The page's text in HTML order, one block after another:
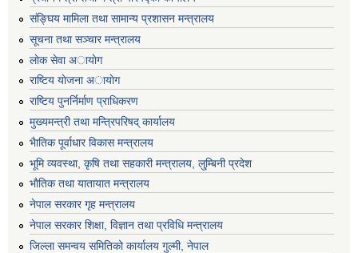
संङ्घिय मामिला तथा सामान्य प्रशासन मन्त्रालय
सूचना तथा सञ्चार मन्त्रालय
लाेक सेवा अायाेग
राष्टिय याेजना अायाेग
राष्टिय पुनर्निर्माण प्राधिकरण
मुख्यमन्त्री तथा मन्त्रिपरिषद् कार्यालय
भैातिक पूर्वाधार विकास मन्त्रालय
भूमि व्यवस्था, कृषि तथा सहकारी मन्त्रालय, लु्म्बिनी प्रदेश
भाैतिक तथा यातायात मन्त्रालय
नेपाल सरकार गृह मन्त्रालय
नेपाल सरकार शिक्षा, विज्ञान तथा प्रविधि मन्त्रालय
जिल्ला समन्वय समितिको कार्यालय गुल्मी, नेपाल